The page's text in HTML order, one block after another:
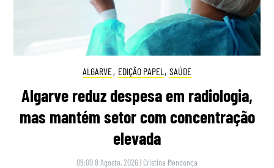
ALGARVE, EDIÇÃO PAPEL , SAÚDE
Algarve reduz despesa em radiologia,
mas mantém setor com concentração
elevada
09:00 8 Agosto, 2026 | Cristina Mendonça